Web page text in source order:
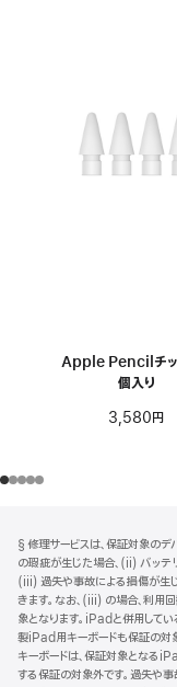
Apple Pencilチ
個入り
3,580円
ッ
タ
ー
注
§ 修理サービスは、保証対象の
の瑕疵が生じた場合、(ii) バッ
(iii) 過失や事故による損傷が生
きます。なお、(iii) の場合、利用
象となります。iPadと併用し
製iPad用キーボードも保証の
キーボードは、保証対象となる
する保証の対象外です。過失や